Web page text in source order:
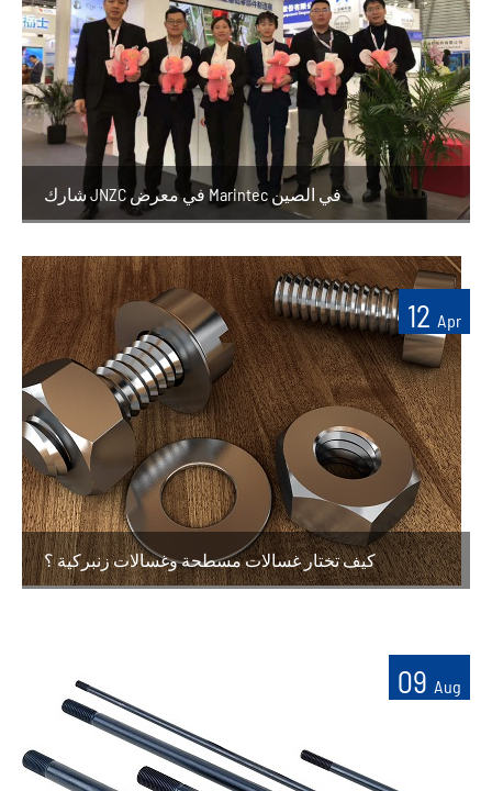
شارك JNZC في معرض Marintec في الصين
12 Apr
كيف تختار غسالات مسطحة وغسالات زنبركية ؟
09 Aug